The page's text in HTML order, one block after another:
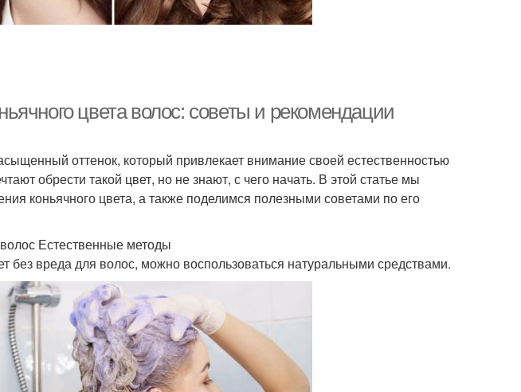
цвета волос: советы и рекомендации
оттенок, который привлекает внимание своей естественностью
обрести такой цвет, но не знают, с чего начать. В этой статье мы
коньячного цвета, а также поделимся полезными советами по его
Естественные методы
без вреда для волос, можно воспользоваться натуральными средствами.